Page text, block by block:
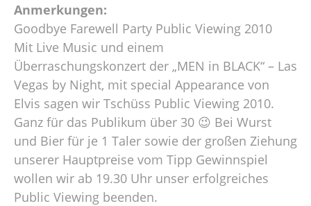
Anmerkungen:
Goodbye Farewell Party Public Viewing 2010
Mit Live Music und einem
Überraschungskonzert der „MEN in BLACK“ – Las
Vegas by Night, mit special Appearance von
Elvis sagen wir Tschüss Public Viewing 2010.
Ganz für das Publikum über 30 😉 Bei Wurst
und Bier für je 1 Taler sowie der großen Ziehung
unserer Hauptpreise vom Tipp Gewinnspiel
wollen wir ab 19.30 Uhr unser erfolgreiches
Public Viewing beenden.